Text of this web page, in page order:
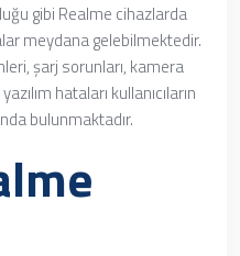
gibi Realme cihazlarda
meydana gelebilmektedir.
şarj sorunları, kamera
hataları kullanıcıların
bulunmaktadır.